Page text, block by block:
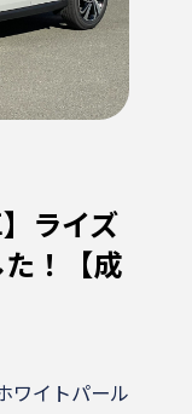
ライズ
！【成
イトパール